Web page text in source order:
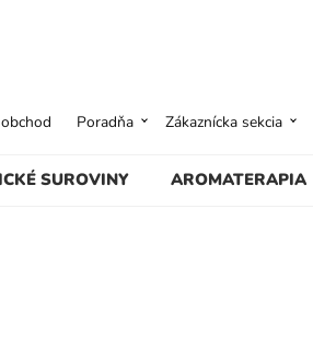
SUROVINY AROMATERAPIA
Poradňa Zákaznícka sekcia